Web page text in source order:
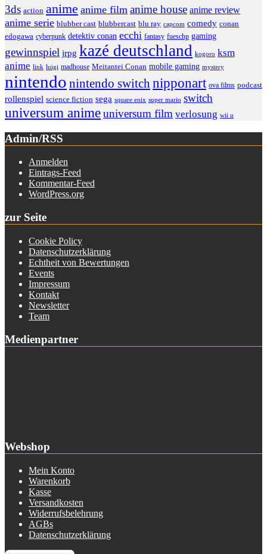
3ds action anime anime film anime house anime review
anime serie blubber cast blubbercast blu ray capcom comedy conan
edogawa cyberpunk detektiv conan ecchi fantasy fueschp gaming
gewinnspiel jrpg kazé deutschland kogoro ksm
anime link luigi madhouse Meitantei Conan mobile gaming mystery
nintendo nintendo switchnipponart ova films podcast
rollenspiel science fiction sega square enix super mario switch
universum anime universum film verlosung wii u
Admin/RSS
Anmelden
Eintrags-Feed
Kommentar-Feed
WordPress.org
zur Seite
Cookie Policy
Datenschutzerklärung
Echtheit von Bewertungen
Events
Impressum
Kontakt
Newsletter
Team
Medienpartner
Webshop
Mein Konto
Warenkorb
Kasse
Versandkosten
Widerrufsbelehrung
AGBs
Datenschutzerklärung